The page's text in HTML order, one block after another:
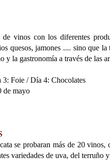
de vinos con los diferentes
quesos, jamones .... sino que
y la gastronomía a través de las
3: Foie / Día 4: Chocolates
de mayo
se probaran más de 20
variedades de uva, del terruño